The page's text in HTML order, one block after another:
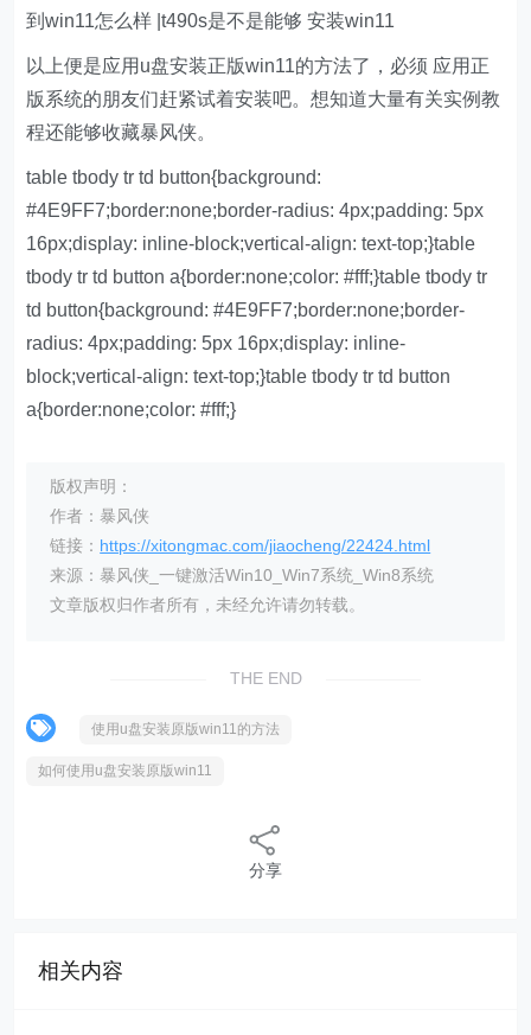
到win11怎么样 |t490s是不是能够 安装win11
以上便是应用u盘安装正版win11的方法了，必须 应用正
版系统的朋友们赶紧试着安装吧。想知道大量有关实例教
程还能够收藏暴风侠。
table tbody tr td button{background:
#4E9FF7;border:none;border-radius: 4px;padding: 5px
16px;display: inline-block;vertical-align: text-top;}table
tbody tr td button a{border:none;color: #fff;}table tbody tr
td button{background: #4E9FF7;border:none;border-
radius: 4px;padding: 5px 16px;display: inline-
block;vertical-align: text-top;}table tbody tr td button
a{border:none;color: #fff;}
版权声明：
作者：暴风侠
链接： https://xitongmac.com/jiaocheng/22424.html
来源：暴风侠_一键激活Win10_Win7系统_Win8系统
文章版权归作者所有，未经允许请勿转载。
THE END
使用u盘安装原版win11的方法
如何使用u盘安装原版win11
分享
相关内容